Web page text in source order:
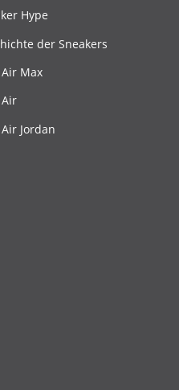
Hype
der Sneakers
Max
Jordan